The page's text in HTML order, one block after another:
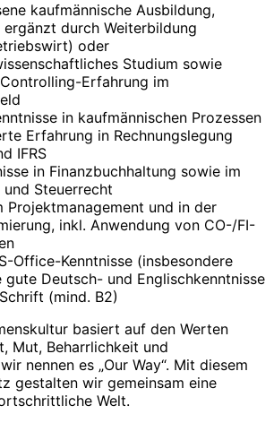
kaufmännische Ausbildung,
ergänzt durch Weiterbildung
oder
Studium sowie
Erfahrung im
in kaufmännischen Prozessen
Erfahrung in Rechnungslegung
IFRS
in Finanzbuchhaltung sowie im
Steuerrecht
Projektmanagement und in der
inkl. Anwendung von CO-/FI-
Office-Kenntnisse (insbesondere
gute Deutsch- und Englischkenntnisse
(mind. B2)
basiert auf den Werten
Mut, Beharrlichkeit und
nennen es „Our Way“. Mit diesem
gestalten wir gemeinsam eine
Welt.